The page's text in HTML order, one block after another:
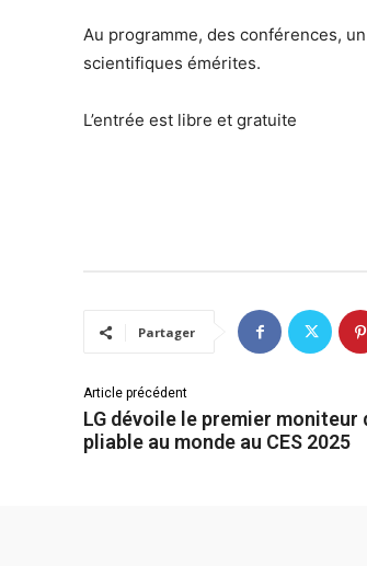
Au programme, des conférences,
scientifiques émérites.
L’entrée est libre et gratuite
Partager
Article précédent
LG dévoile le premier moniteur
pliable au monde au CES 2025